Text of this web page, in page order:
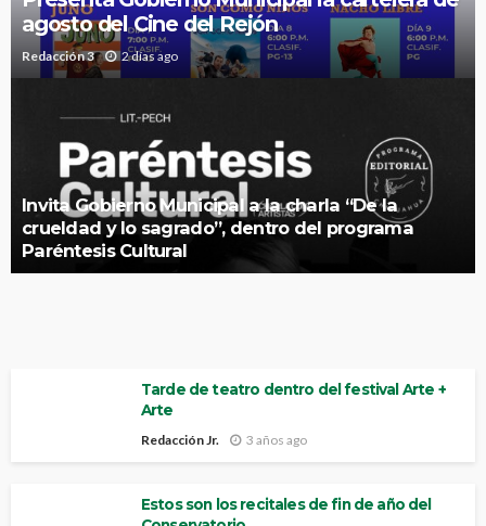
agosto del Cine del Rejón
Redacción 3 2 días ago
Invita Gobierno Municipal a la charla “De la
crueldad y lo sagrado”, dentro del programa
Paréntesis Cultural
Tarde de teatro dentro del festival Arte +
Arte
Redacción Jr. 3 años ago
Estos son los recitales de fin de año del